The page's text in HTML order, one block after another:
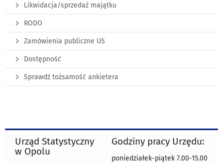
Likwidacja/sprzedaż majątku
RODO
Zamówienia publiczne US
Dostępność
Sprawdź tożsamość ankietera
Urząd Statystyczny
w Opolu
Godziny pracy Urzędu:
poniedziałek-piątek 7.00-15.00